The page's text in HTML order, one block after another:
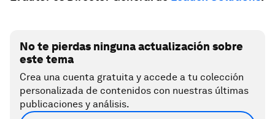
No te pierdas ninguna actualización sobre
este tema
Crea una cuenta gratuita y accede a tu colección
personalizada de contenidos con nuestras últimas
publicaciones y análisis.